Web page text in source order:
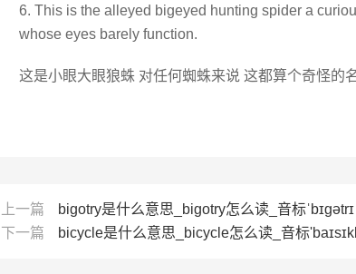
6. This is the alleyed bigeyed hunting spider a
whose eyes barely function.
这是小眼大眼狼蛛 对任何蜘蛛来说 这都算个奇怪的
上一篇
bigotry是什么意思_bigotry怎么读_音标ˈbɪgətrɪ
下一篇
bicycle是什么意思_bicycle怎么读_音标'baɪsɪkl